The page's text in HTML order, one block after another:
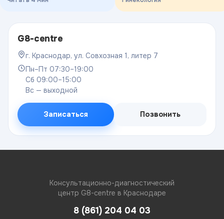
G8-centre
г. Краснодар, ул. Совхозная 1, литер 7
Пн–Пт 07:30–19:00
Сб 09:00–15:00
Вс — выходной
Записаться Позвонить
Консультационно-диагностический
центр G8-centre в Краснодаре
8 (861) 204 04 03